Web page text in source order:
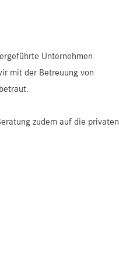
Unternehmen
mit der Betreuung von
zudem auf die privaten